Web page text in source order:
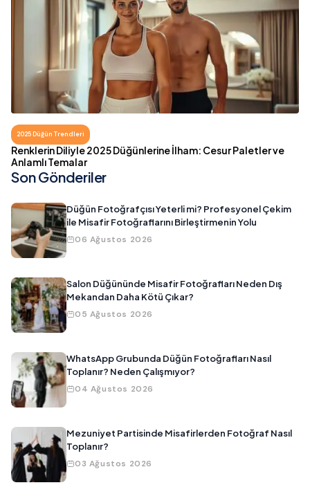
2025 Düğün Trendleri
Renklerin Diliyle 2025 Düğünlerine İlham: Cesur Paletler ve
Anlamlı Temalar
Son Gönderiler
Düğün Fotoğrafçısı Yeterli mi? Profesyonel Çekim
ile Misafir Fotoğraflarını Birleştirmenin Yolu
06 Ağustos 2026
Salon Düğününde Misafir Fotoğrafları Neden Dış
Mekandan Daha Kötü Çıkar?
05 Ağustos 2026
WhatsApp Grubunda Düğün Fotoğrafları Nasıl
Toplanır? Neden Çalışmıyor?
04 Ağustos 2026
Mezuniyet Partisinde Misafirlerden Fotoğraf Nasıl
Toplanır?
03 Ağustos 2026